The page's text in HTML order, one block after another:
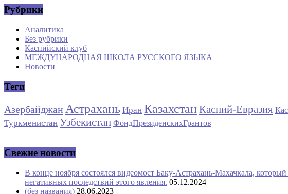
Рубрики
Аналитика
Без рубрики
Каспийский клуб
МЕЖДУНАРОДНАЯ ШКОЛА РУССКОГО ЯЗЫКА
Новости
Теги
Азербайджан Астрахань Иран КазахстанКаспий-Евразия
Туркменистан Узбекистан ФондПрезиденскихГрантов
Свежие новости
В конце ноября состоялся видеомост Баку-Астрахань-Махачкала,
негативных последствий этого явления. 05.12.2024
(без названия) 28.06.2023